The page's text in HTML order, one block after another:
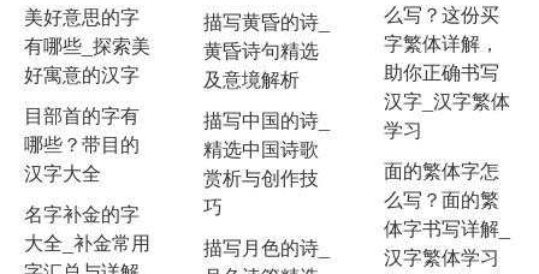
美好意思的字
有哪些_探索美
好寓意的汉字
目部首的字有
哪些？带目的
汉字大全
名字补金的字
大全_补金常用
描写黄昏的诗_
黄昏诗句精选
及意境解析
描写中国的诗_
精选中国诗歌
赏析与创作技
巧
描写月色的诗_
么写？这份买
字繁体详解，
助你正确书写
汉字_汉字繁体
学习
面的繁体字怎
么写？面的繁
体字书写详解_
汉字繁体学习